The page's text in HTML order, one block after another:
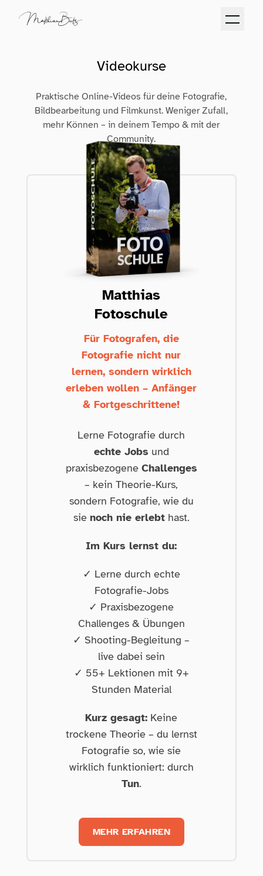
Videokurse
Praktische Online-Videos für deine Fotografie,
Bildbearbeitung und Filmkunst. Weniger Zufall,
mehr Können – in deinem Tempo & mit der
Community.
Matthias
Fotoschule
Für Fotografen, die
Fotografie nicht nur
lernen, sondern wirklich
erleben wollen – Anfänger
& Fortgeschrittene!
Lerne Fotografie durch
echte Jobs und
praxisbezogene Challenges
– kein Theorie-Kurs,
sondern Fotografie, wie du
sie noch nie erlebthast.
Im Kurs lernst du:
✓ Lerne durch echte
Fotografie-Jobs
✓ Praxisbezogene
Challenges & Übungen
✓ Shooting-Begleitung –
live dabei sein
✓ 55+ Lektionen mit 9+
Stunden Material
Kurz gesagt: Keine
trockene Theorie – du lernst
Fotografie so, wie sie
wirklich funktioniert: durch
Tun.
MEHR ERFAHREN